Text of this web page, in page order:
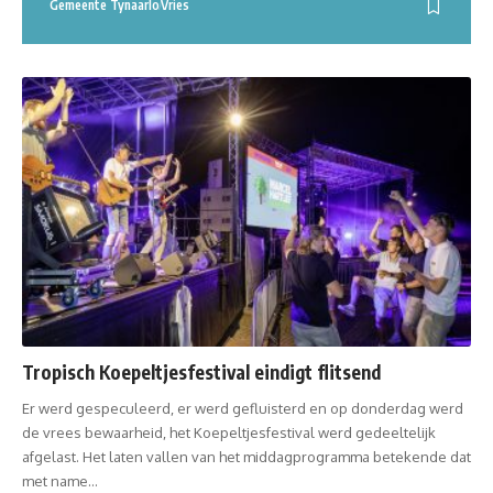
Gemeente TynaarloVries
Tropisch Koepeltjesfestival eindigt flitsend
Er werd gespeculeerd, er werd gefluisterd en op donderdag werd
de vrees bewaarheid, het Koepeltjesfestival werd gedeeltelijk
afgelast. Het laten vallen van het middagprogramma betekende dat
met name…